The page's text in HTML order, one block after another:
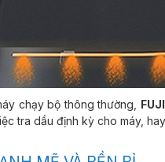
chạy bộ thông thường,
tra dầu định kỳ cho máy,